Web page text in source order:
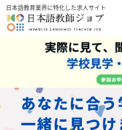
日本語教育業界に特化した求人サイト